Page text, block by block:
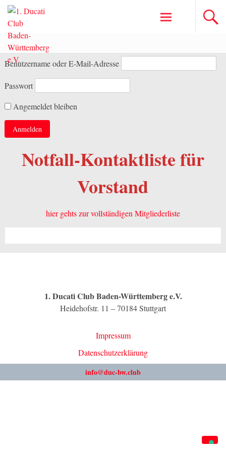
Zum
Inhalt
springen
Benutzername oder E-Mail-Adresse
Passwort
Angemeldet bleiben
Notfall-Kontaktliste für
Vorstand
hier gehts zur vollständigen Mitgliederliste
1. Ducati Club Baden-Württemberg e.V.
Heidehofstr. 11 – 70184 Stuttgart
Impressum
Datenschutzerklärung
info@duc-bw.club